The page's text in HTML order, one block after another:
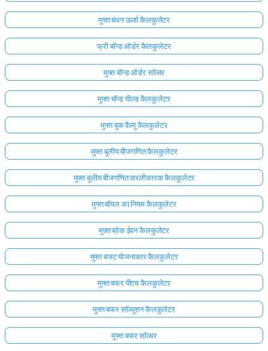
मुफ्त बंधन ऊर्जा कैलकुलेटर
फ्री बॉन्ड ऑर्डर कैलकुलेटर
मुफ्त बॉन्ड ऑर्डर सॉल्वर
मुफ्त बॉन्ड यील्ड कैलकुलेटर
मुफ्त बुक वैल्यू कैलकुलेटर
मुफ्त बूलीय बीजगणित कैलकुलेटर
मुफ्त बूलीय बीजगणित सरलीकारक कैलकुलेटर
मुफ्त बॉयल का नियम कैलकुलेटर
मुफ़्त ब्रेक ईवन कैलकुलेटर
मुफ्त बजट योजनाकार कैलकुलेटर
मुफ्त बफर पीएच कैलकुलेटर
मुफ्त बफर सॉल्यूशन कैलकुलेटर
मुफ्त बफर सॉल्वर